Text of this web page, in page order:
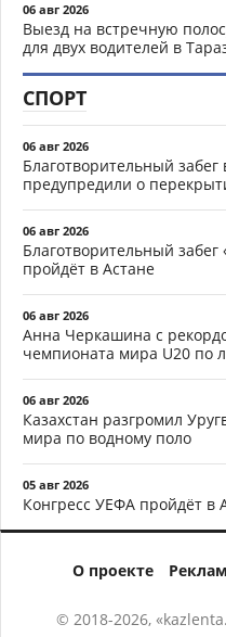
06 авг 2026
Выезд на встречную
для двух водителей в
СПОРТ
06 авг 2026
Благотворительный забег
предупредили о
06 авг 2026
Благотворительный
пройдёт в Астане
06 авг 2026
Анна Черкашина с
чемпионата мира U20 по
06 авг 2026
Казахстан разгромил
мира по водному поло
05 авг 2026
Конгресс УЕФА пройдёт в
О проекте
© 2018-2026,